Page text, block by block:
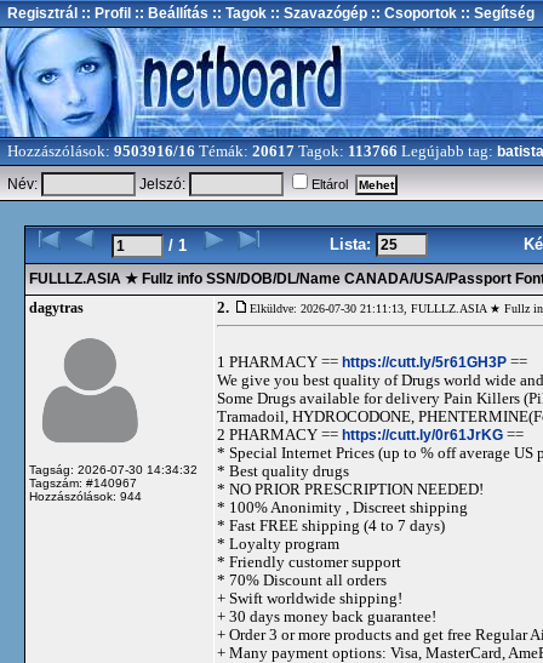
Regisztrál :: Profil :: Beállítás :: Tagok :: Szavazógép :: Csoportok :: Segítség
Hozzászólások: 9503916/16 Témák: 20617 Tagok: 113766 Legújabb tag: batista
Név:
Jelszó: Eltárol
/ 1 Lista:
FULLLZ.ASIA ★ Fullz info SSN/DOB/DL/Name CANADA/USA/Passport
dagytras
Tagság: 2026-07-30 14:34:32
Tagszám: #140967
Hozzászólások: 944
2. Elküldve: 2026-07-30 21:11:13, FULLLZ.ASIA ★ Fullz
1 PHARMACY == https://cutt.ly/5r61GH3P ==
We give you best quality of Drugs world wide
Some Drugs available for delivery Pain Killers
Tramadoil, HYDROCODONE,
2 PHARMACY == https://cutt.ly/0r61JrKG ==
* Special Internet Prices (up to % off average US
* Best quality drugs
* NO PRIOR PRESCRIPTION NEEDED!
* 100% Anonimity , Discreet shipping
* Fast FREE shipping (4 to 7 days)
* Loyalty program
* Friendly customer support
* 70% Discount all orders
+ Swift worldwide shipping!
+ 30 days money back guarantee!
+ Order 3 or more products and get free Regular
+ Many payment options: Visa, MasterCard,